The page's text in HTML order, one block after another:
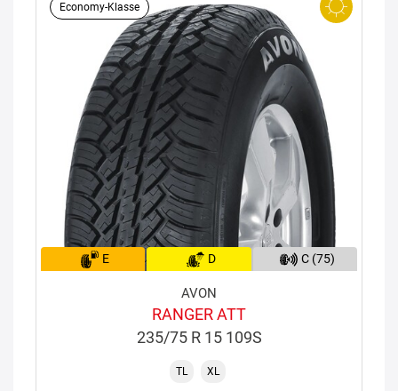
Economy-Klasse
E D C (75)
AVON
RANGER ATT
235/75 R 15 109S
TL XL